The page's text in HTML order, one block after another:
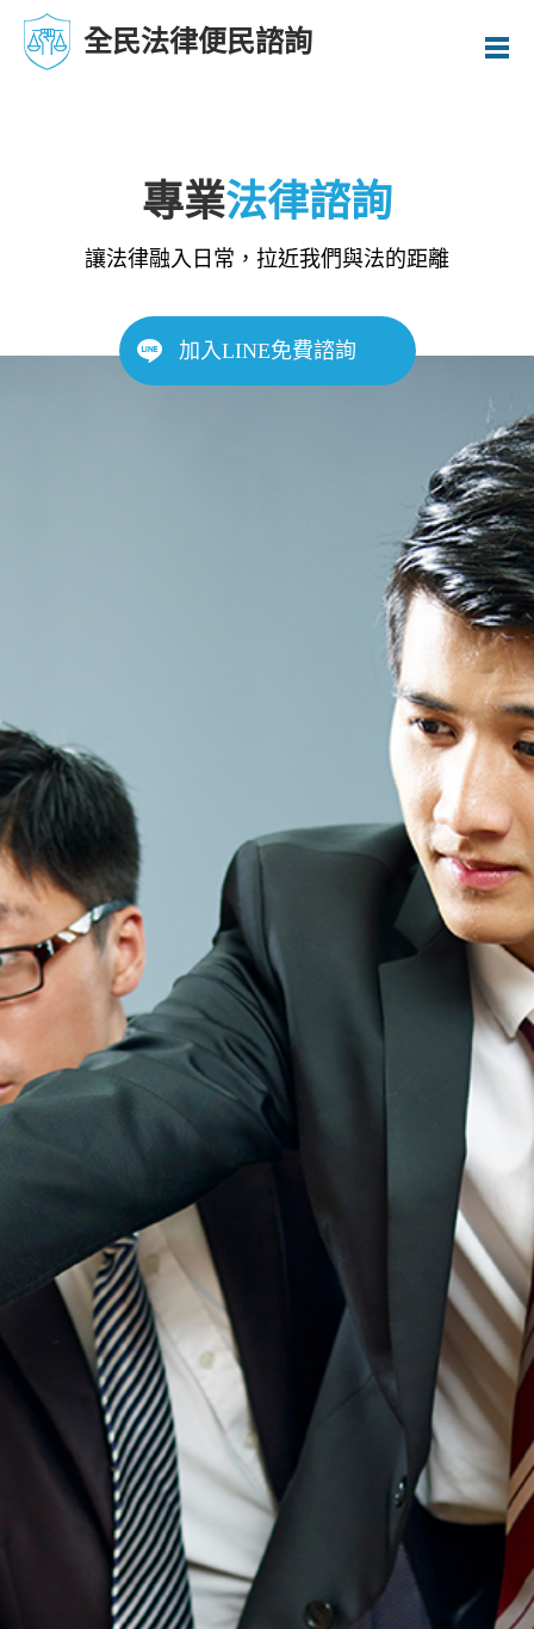
全民法律便民諮詢
專業法律諮詢
讓法律融入日常，拉近我們與法的距離
加入LINE免費諮詢